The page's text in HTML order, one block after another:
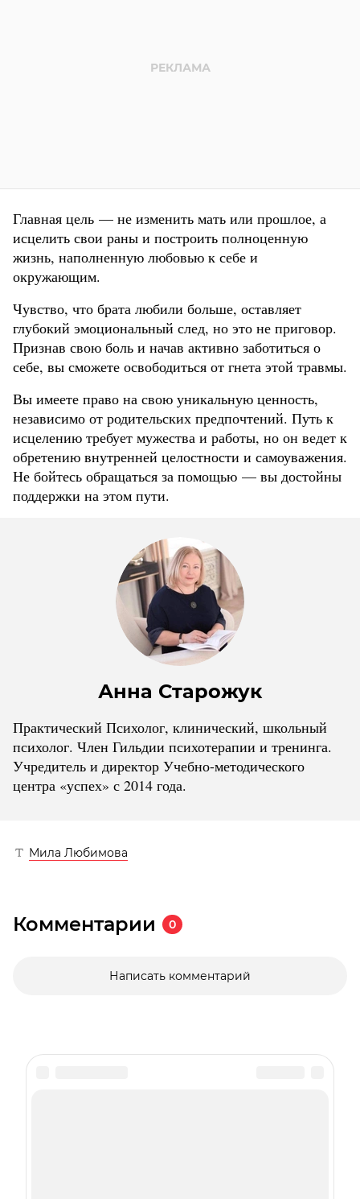
Главная цель — не изменить мать или прошлое, а
исцелить свои раны и построить полноценную
жизнь, наполненную любовью к себе и
окружающим.
Чувство, что брата любили больше, оставляет
глубокий эмоциональный след, но это не приговор.
Признав свою боль и начав активно заботиться о
себе, вы сможете освободиться от гнета этой травмы.
Вы имеете право на свою уникальную ценность,
независимо от родительских предпочтений. Путь к
исцелению требует мужества и работы, но он ведет к
обретению внутренней целостности и самоуважения.
Не бойтесь обращаться за помощью — вы достойны
поддержки на этом пути.
Анна Старожук
Практический Психолог, клинический, школьный
психолог. Член Гильдии психотерапии и тренинга.
Учредитель и директор Учебно-методического
центра «успех» с 2014 года.
Мила Любимова
Комментарии 0
Написать комментарий